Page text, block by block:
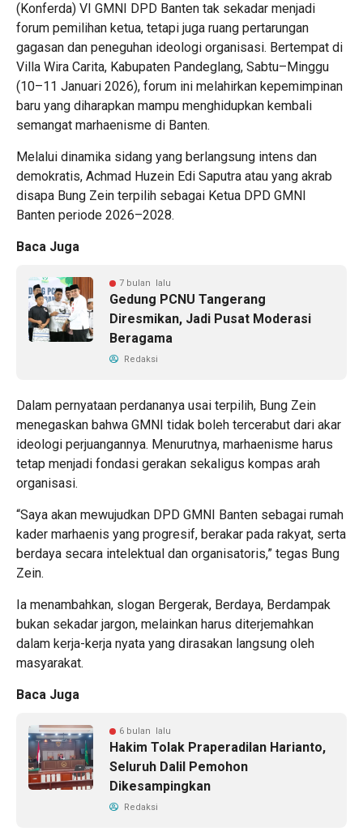
(Konferda) VI GMNI DPD Banten tak sekadar menjadi
forum pemilihan ketua, tetapi juga ruang pertarungan
gagasan dan peneguhan ideologi organisasi. Bertempat di
Villa Wira Carita, Kabupaten Pandeglang, Sabtu–Minggu
(10–11 Januari 2026), forum ini melahirkan kepemimpinan
baru yang diharapkan mampu menghidupkan kembali
semangat marhaenisme di Banten.
Melalui dinamika sidang yang berlangsung intens dan
demokratis, Achmad Huzein Edi Saputra atau yang akrab
disapa Bung Zein terpilih sebagai Ketua DPD GMNI
Banten periode 2026–2028.
Baca Juga
7 bulan lalu
Gedung PCNU Tangerang
Diresmikan, Jadi Pusat Moderasi
Beragama
Redaksi
Dalam pernyataan perdananya usai terpilih, Bung Zein
menegaskan bahwa GMNI tidak boleh tercerabut dari akar
ideologi perjuangannya. Menurutnya, marhaenisme harus
tetap menjadi fondasi gerakan sekaligus kompas arah
organisasi.
“Saya akan mewujudkan DPD GMNI Banten sebagai rumah
kader marhaenis yang progresif, berakar pada rakyat, serta
berdaya secara intelektual dan organisatoris,” tegas Bung
Zein.
Ia menambahkan, slogan Bergerak, Berdaya, Berdampak
bukan sekadar jargon, melainkan harus diterjemahkan
dalam kerja-kerja nyata yang dirasakan langsung oleh
masyarakat.
Baca Juga
6 bulan lalu
Hakim Tolak Praperadilan Harianto,
Seluruh Dalil Pemohon
Dikesampingkan
Redaksi